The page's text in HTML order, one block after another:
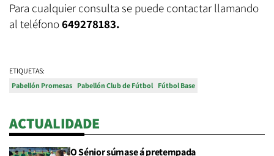
Para cualquier consulta se puede contactar llamando
al teléfono649278183.
ETIQUETAS:
Pabellón Promesas Pabellón Club de Fútbol Fútbol Base
ACTUALIDADE
O Sénior súmase á pretempada